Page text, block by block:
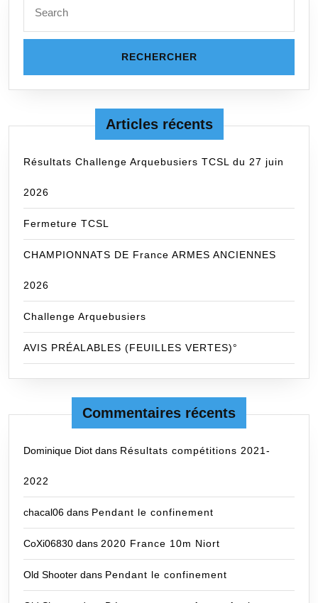
for:
Articles récents
Résultats Challenge Arquebusiers TCSL du 27 juin
2026
Fermeture TCSL
CHAMPIONNATS DE France ARMES ANCIENNES
2026
Challenge Arquebusiers
AVIS PRÉALABLES (FEUILLES VERTES)°
Commentaires récents
Dominique Diot dans Résultats compétitions 2021-
2022
chacal06 dans Pendant le confinement
CoXi06830 dans 2020 France 10m Niort
Old Shooter dans Pendant le confinement